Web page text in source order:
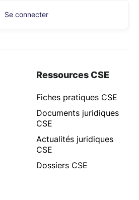
Se connecter
Ressources CSE
Fiches pratiques CSE
Documents juridiques
CSE
Actualités juridiques
CSE
Dossiers CSE